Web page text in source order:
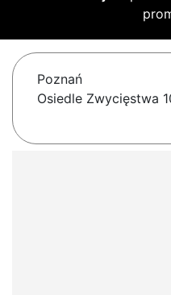
Poznań
Osiedle Zwycięstwa